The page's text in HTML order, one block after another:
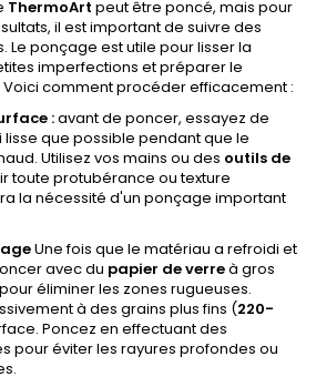
ThermoArt peut être poncé, mais pour
il est important de suivre des
Le ponçage est utile pour lisser la
imperfections et préparer le
comment procéder efficacement :
:avant de poncer, essayez de
que possible pendant que le
Utilisez vos mains ou des outils de
toute protubérance ou texture
la nécessité d'un ponçage important
Une fois que le matériau a refroidi et
avec du papier de verreà gros
éliminer les zones rugueuses.
à des grains plus fins (220-
Poncez en effectuant des
pour éviter les rayures profondes ou